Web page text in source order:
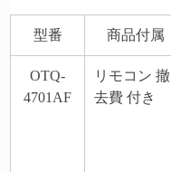
型番 商品付属
OTQ-
4701AF
リモコン 撤
去費 付き